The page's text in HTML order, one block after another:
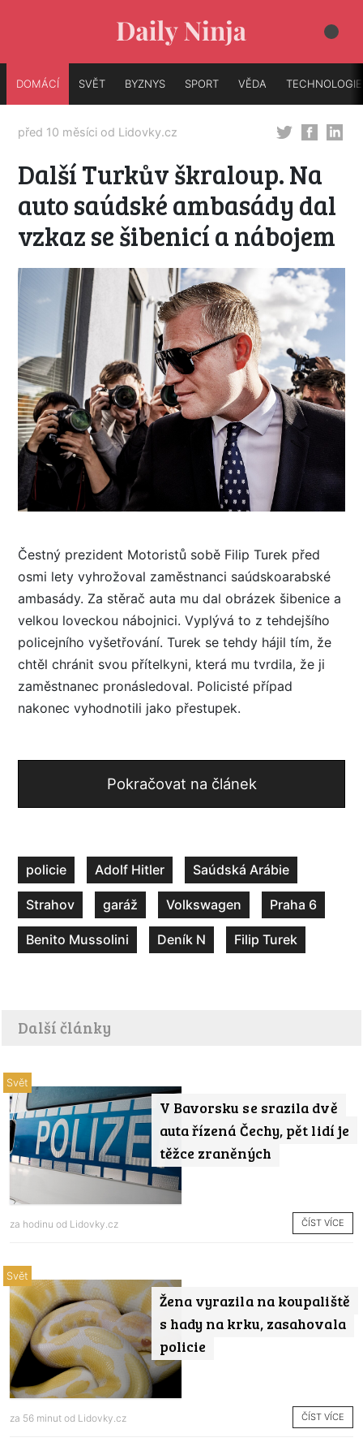
DOMÁCÍ SVĚT BYZNYS SPORT VĚDA TECHNOLOGIE
před 10 měsíci od Lidovky.cz
Další Turkův škraloup. Na
auto saúdské ambasády dal
vzkaz se šibenicí a nábojem
Čestný prezident Motoristů sobě Filip Turek před
osmi lety vyhrožoval zaměstnanci saúdskoarabské
ambasády. Za stěrač auta mu dal obrázek šibenice a
velkou loveckou nábojnici. Vyplývá to z tehdejšího
policejního vyšetřování. Turek se tehdy hájil tím, že
chtěl chránit svou přítelkyni, která mu tvrdila, že ji
zaměstnanec pronásledoval. Policisté případ
nakonec vyhodnotili jako přestupek.
Pokračovat na článek
policie Adolf Hitler Saúdská Arábie
Strahov garáž Volkswagen Praha 6
Benito Mussolini Deník N Filip Turek
Další články
V Bavorsku se srazila dvě
auta řízená Čechy, pět lidí je
těžce zraněných
Svět
za hodinu od Lidovky.cz ČÍST VÍCE
Žena vyrazila na koupaliště
s hady na krku, zasahovala
policie
Svět
za 56 minut od Lidovky.cz ČÍST VÍCE